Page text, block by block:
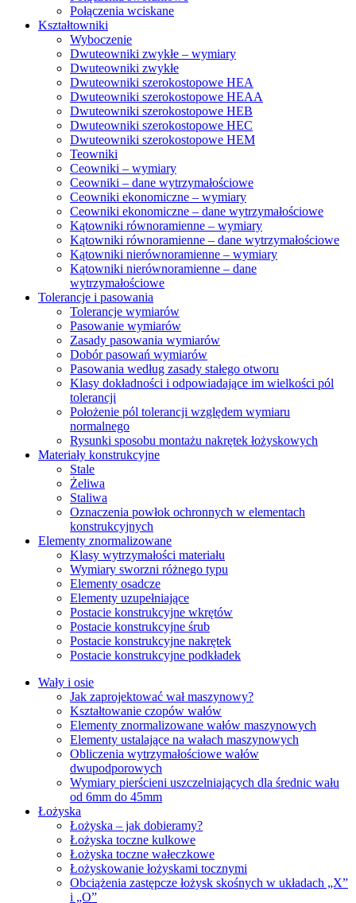
Połączenia wciskane
Kształtowniki
Wyboczenie
Dwuteowniki zwykłe – wymiary
Dwuteowniki zwykłe
Dwuteowniki szerokostopowe HEA
Dwuteowniki szerokostopowe HEAA
Dwuteowniki szerokostopowe HEB
Dwuteowniki szerokostopowe HEC
Dwuteowniki szerokostopowe HEM
Teowniki
Ceowniki – wymiary
Ceowniki – dane wytrzymałościowe
Ceowniki ekonomiczne – wymiary
Ceowniki ekonomiczne – dane wytrzymałościowe
Kątowniki równoramienne – wymiary
Kątowniki równoramienne – dane wytrzymałościowe
Kątowniki nierównoramienne – wymiary
Kątowniki nierównoramienne – dane
wytrzymałościowe
Tolerancje i pasowania
Tolerancje wymiarów
Pasowanie wymiarów
Zasady pasowania wymiarów
Dobór pasowań wymiarów
Pasowania według zasady stałego otworu
Klasy dokładności i odpowiadające im wielkości pól
tolerancji
Położenie pól tolerancji względem wymiaru
normalnego
Rysunki sposobu montażu nakrętek łożyskowych
Materiały konstrukcyjne
Stale
Żeliwa
Staliwa
Oznaczenia powłok ochronnych w elementach
konstrukcyjnych
Elementy znormalizowane
Klasy wytrzymałości materiału
Wymiary sworzni różnego typu
Elementy osadcze
Elementy uzupełniające
Postacie konstrukcyjne wkrętów
Postacie konstrukcyjne śrub
Postacie konstrukcyjne nakrętek
Postacie konstrukcyjne podkładek
Wały i osie
Jak zaprojektować wał maszynowy?
Kształtowanie czopów wałów
Elementy znormalizowane wałów maszynowych
Elementy ustalające na wałach maszynowych
Obliczenia wytrzymałościowe wałów
dwupodporowych
Wymiary pierścieni uszczelniających dla średnic wału
od 6mm do 45mm
Łożyska
Łożyska – jak dobieramy?
Łożyska toczne kulkowe
Łożyska toczne wałeczkowe
Łożyskowanie łożyskami tocznymi
Obciążenia zastępcze łożysk skośnych w układach „X”
i „O”